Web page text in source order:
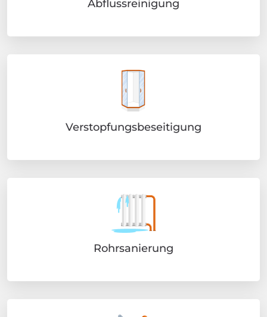
Abflussreinigung
Verstopfungsbeseitigung
Rohrsanierung